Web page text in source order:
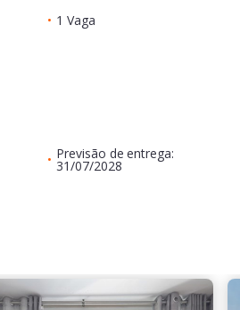
• 1 Vaga
• Previsão de entrega:
31/07/2028